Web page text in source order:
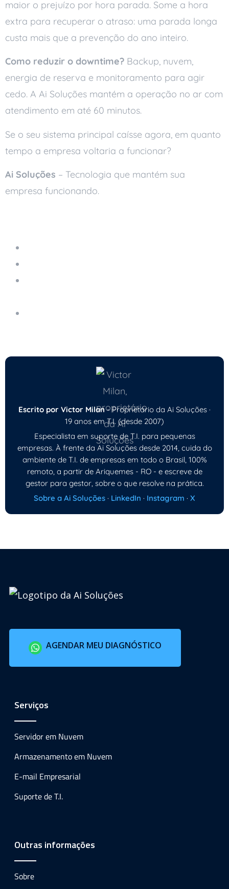
maior o prejuízo por hora parada. Some a hora
extra para recuperar o atraso: uma parada longa
custa mais que a prevenção do ano inteiro.
Como reduzir o downtime? Backup, nuvem,
energia de reserva e monitoramento para agir
cedo. A Ai Soluções mantém a operação no ar com
atendimento em até 60 minutos.
Se o seu sistema principal caísse agora, em quanto
tempo a empresa voltaria a funcionar?
Ai Soluções – Tecnologia que mantém sua
empresa funcionando.
Escrito por Victor Milan- Proprietário da Ai Soluções ·
19 anos em T.I. (desde 2007)
Especialista em suporte de T.I. para pequenas
empresas. À frente da Ai Soluções desde 2014, cuida do
ambiente de T.I. de empresas em todo o Brasil, 100%
remoto, a partir de Ariquemes - RO - e escreve de
gestor para gestor, sobre o que resolve na prática.
Sobre a Ai Soluções · LinkedIn · Instagram · X
AGENDAR MEU DIAGNÓSTICO
Serviços
Servidor em Nuvem
Armazenamento em Nuvem
E-mail Empresarial
Suporte de T.I.
Outras informações
Sobre